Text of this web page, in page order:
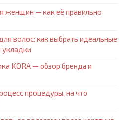
женщин — как её правильно
волос: как выбрать идеальные
укладки
KORA — обзор бренда и
процедуры, на что